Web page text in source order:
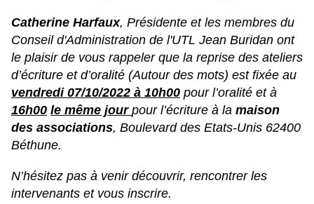
Catherine Harfaux, Présidente et les membres du
Conseil d'Administration de l'UTL Jean Buridan ont
le plaisir de vous rappeler que la reprise des ateliers
d’écriture et d’oralité (Autour des mots) est fixée au
vendredi 07/10/2022 à 10h00 pour l’oralité et à
16h00 le même jour pour l’écriture à la maison
des associations, Boulevard des Etats-Unis 62400
Béthune.
N’hésitez pas à venir découvrir, rencontrer les
intervenants et vous inscrire.